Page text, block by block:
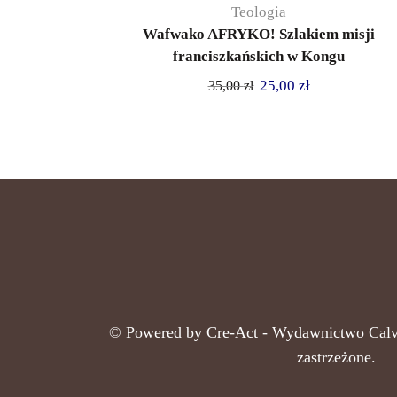
Teologia
Wafwako AFRYKO! Szlakiem misji
franciszkańskich w Kongu
35,00zł 25,00 zł
© Powered by Cre-Act - Wydawnictwo
zastrzeżone.